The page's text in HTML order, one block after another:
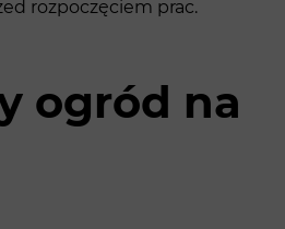
rozpoczęciem prac.
ogród na